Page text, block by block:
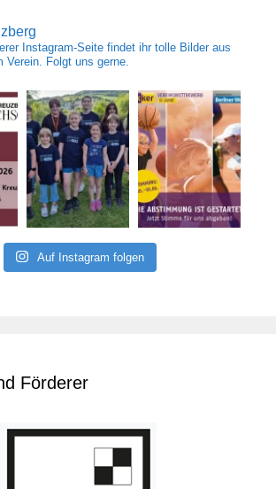
Instagram-Seite findet ihr tolle Bilder aus
Verein. Folgt uns gerne.
Auf Instagram folgen
Förderer